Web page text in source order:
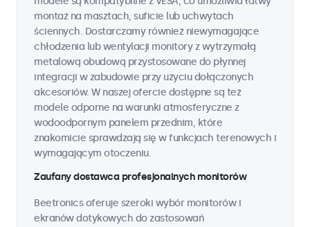
montaż na masztach, suficie lub uchwytach
ściennych. Dostarczamy również niewymagające
chłodzenia lub wentylacji monitory z wytrzymałą
metalową obudową przystosowane do płynnej
integracji w zabudowie przy użyciu dołączonych
akcesoriów. W naszej ofercie dostępne są też
modele odporne na warunki atmosferyczne z
wodoodpornym panelem przednim, które
znakomicie sprawdzają się w funkcjach terenowych i
wymagającym otoczeniu.
Zaufany dostawca profesjonalnych monitorów
Beetronics oferuje szeroki wybór monitorów i
ekranów dotykowych do zastosowań